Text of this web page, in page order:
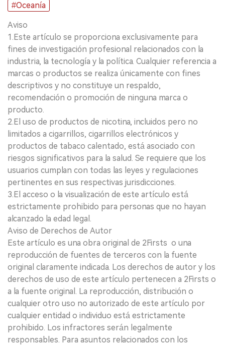
#Oceanía
Aviso
1.Este artículo se proporciona exclusivamente para
fines de investigación profesional relacionados con la
industria, la tecnología y la política. Cualquier referencia a
marcas o productos se realiza únicamente con fines
descriptivos y no constituye un respaldo,
recomendación o promoción de ninguna marca o
producto.
2.El uso de productos de nicotina, incluidos pero no
limitados a cigarrillos, cigarrillos electrónicos y
productos de tabaco calentado, está asociado con
riesgos significativos para la salud. Se requiere que los
usuarios cumplan con todas las leyes y regulaciones
pertinentes en sus respectivas jurisdicciones.
3.El acceso o la visualización de este artículo está
estrictamente prohibido para personas que no hayan
alcanzado la edad legal.
Aviso de Derechos de Autor
Este artículo es una obra original de 2Firsts o una
reproducción de fuentes de terceros con la fuente
original claramente indicada. Los derechos de autor y los
derechos de uso de este artículo pertenecen a 2Firsts o
a la fuente original. La reproducción, distribución o
cualquier otro uso no autorizado de este artículo por
cualquier entidad o individuo está estrictamente
prohibido. Los infractores serán legalmente
responsables. Para asuntos relacionados con los